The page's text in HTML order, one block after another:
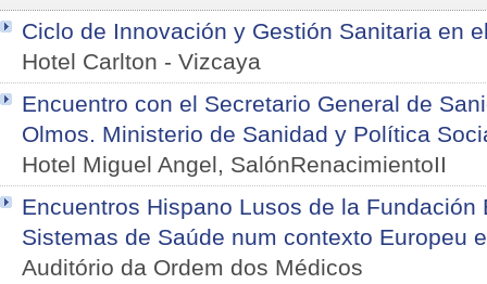
Ciclo de Innovación y Gestión Sanitaria en
Hotel Carlton - Vizcaya
Encuentro con el Secretario General de
Olmos. Ministerio de Sanidad y Política
Hotel Miguel Angel, SalónRenacimientoII
Encuentros Hispano Lusos de la Fundación
Sistemas de Saúde num contexto Europeu
Auditório da Ordem dos Médicos